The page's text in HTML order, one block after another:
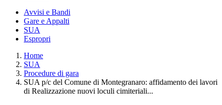
Avvisi e Bandi
Gare e Appalti
SUA
Espropri
Home
SUA
Procedure di gara
SUA p/c del Comune di Montegranaro: affidamento dei lavori
di Realizzazione nuovi loculi cimiteriali...